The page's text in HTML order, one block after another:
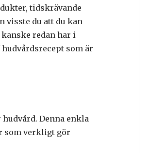
tidskrävande
visste du att du kan
redan har i
som är
Denna enkla
som verkligt gör